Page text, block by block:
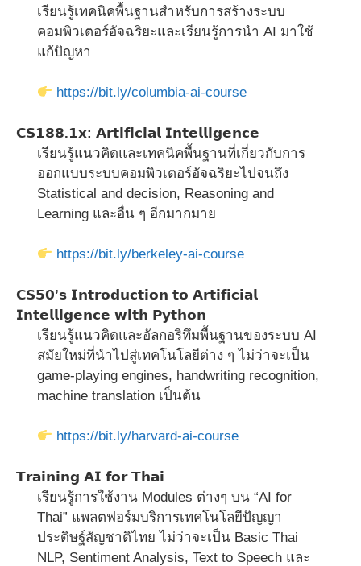
เรียนรู้เทคนิคพื้นฐานสำหรับการสร้างระบบ
คอมพิวเตอร์อัจฉริยะและเรียนรู้การนำ AI มาใช้
แก้ปัญหา
https://bit.ly/columbia-ai-course
𝗖𝗦𝟭𝟴𝟴.𝟭𝘅: 𝗔𝗿𝘁𝗶𝗳𝗶𝗰𝗶𝗮𝗹 𝗜𝗻𝘁𝗲𝗹𝗹𝗶𝗴𝗲𝗻𝗰𝗲
เรียนรู้แนวคิดและเทคนิคพื้นฐานที่เกี่ยวกับการ
ออกแบบระบบคอมพิวเตอร์อัจฉริยะไปจนถึง
Statistical and decision, Reasoning and
Learning และอื่น ๆ อีกมากมาย
https://bit.ly/berkeley-ai-course
𝗖𝗦𝟱𝟬’𝘀 𝗜𝗻𝘁𝗿𝗼𝗱𝘂𝗰𝘁𝗶𝗼𝗻 𝘁𝗼 𝗔𝗿𝘁𝗶𝗳𝗶𝗰𝗶𝗮𝗹
𝗜𝗻𝘁𝗲𝗹𝗹𝗶𝗴𝗲𝗻𝗰𝗲 𝘄𝗶𝘁𝗵 𝗣𝘆𝘁𝗵𝗼𝗻
เรียนรู้แนวคิดและอัลกอริทึมพื้นฐานของระบบ AI
สมัยใหม่ที่นำไปสู่เทคโนโลยีต่าง ๆ ไม่ว่าจะเป็น
game-playing engines, handwriting recognition,
machine translation เป็นต้น
https://bit.ly/harvard-ai-course
𝗧𝗿𝗮𝗶𝗻𝗶𝗻𝗴 𝗔𝗜 𝗳𝗼𝗿 𝗧𝗵𝗮𝗶
เรียนรู้การใช้งาน Modules ต่างๆ บน “AI for
Thai” แพลตฟอร์มบริการเทคโนโลยีปัญญา
ประดิษฐ์สัญชาติไทย ไม่ว่าจะเป็น Basic Thai
NLP, Sentiment Analysis, Text to Speech และ